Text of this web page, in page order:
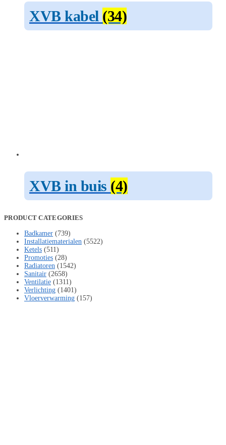
XVB kabel (34)
XVB in buis (4)
PRODUCT CATEGORIES
Badkamer (739)
Installatiematerialen (5522)
Ketels (511)
Promoties (28)
Radiatoren (1542)
Sanitair (2658)
Ventilatie (1311)
Verlichting (1401)
Vloerverwarming (157)